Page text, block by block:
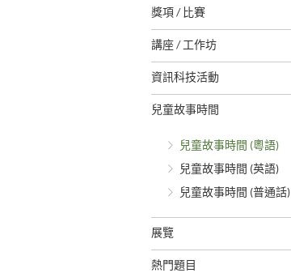
獎項 / 比賽
講座 / 工作坊
資訊科技活動
兒童故事時間
兒童故事時間 (粵語)
兒童故事時間 (英語)
兒童故事時間 (普通話)
展覽
熱門題目